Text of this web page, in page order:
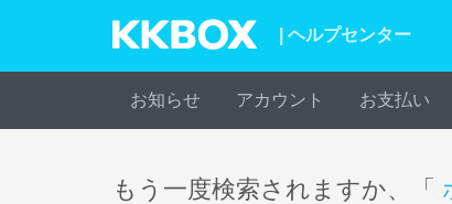
| ヘルプセンター
お知らせ アカウント お支払い
もう一度検索されますか、「